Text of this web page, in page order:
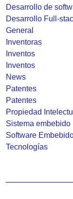
Desarrollo de
Desarrollo Full-
General
Inventoras
Inventos
Inventos
News
Patentes
Patentes
Propiedad
Sistema embebido
Software
Tecnologías